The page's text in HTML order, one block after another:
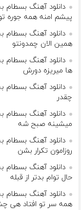
دانلود آهنگ
پیشم امنه همه جوره
دانلود آهنگ
همین الان چمدونتو
دانلود آهنگ بسطام
ها میریزه دورش
دانلود آهنگ بسطام
چقدر
دانلود آهنگ
میشینه صبح شه
دانلود آهنگ بسطام
روزامون تکرار بشن
دانلود آهنگ بسطام
حال توام بدتر از قبله
دانلود آهنگ بسطام
همه سر تو افتاد هی